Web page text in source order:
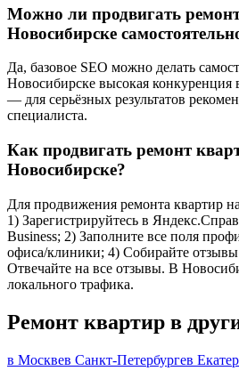
Можно ли продвигать
Новосибирске
Да, базовое SEO можно делать
Новосибирске высокая конкуренция
— для серьёзных результатов
специалиста.
Как продвигать ремонт
Новосибирске?
Для продвижения ремонта квартир
1) Зарегистрируйтесь в
Business; 2) Заполните все поля
офиса/клиники; 4) Собирайте
Отвечайте на все отзывы. В
локального трафика.
Ремонт квартир в
в Москвев Санкт-Петербургев